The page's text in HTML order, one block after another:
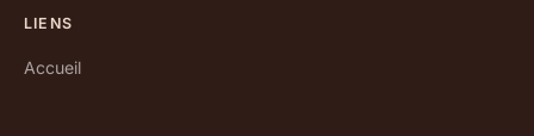
LIENS
Accueil